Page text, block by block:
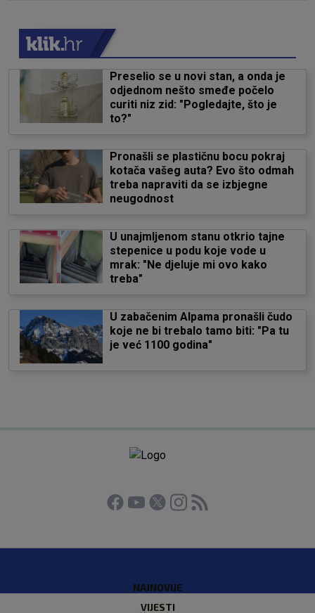
Preselio se u novi stan, a onda je
odjednom nešto smeđe počelo
curiti niz zid: "Pogledajte, što je
to?"
Pronašli se plastičnu bocu pokraj
kotača vašeg auta? Evo što odmah
treba napraviti da se izbjegne
neugodnost
U unajmljenom stanu otkrio tajne
stepenice u podu koje vode u
mrak: "Ne djeluje mi ovo kako
treba"
U zabačenim Alpama pronašli čudo
koje ne bi trebalo tamo biti: "Pa tu
je već 1100 godina"
NAJNOVIJE
VIJESTI